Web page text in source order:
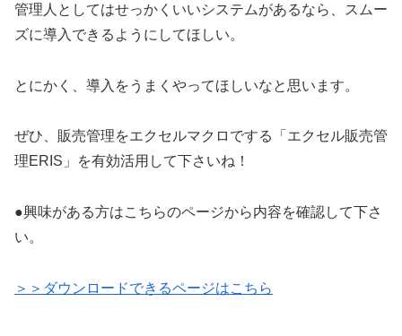
管理人としてはせっかくいいシステムがあるなら、スムー
ズに導入できるようにしてほしい。
とにかく、導入をうまくやってほしいなと思います。
ぜひ、販売管理をエクセルマクロでする「エクセル販売管
理ERIS」を有効活用して下さいね！
●興味がある方はこちらのページから内容を確認して下さ
い。
＞＞ダウンロードできるページはこちら